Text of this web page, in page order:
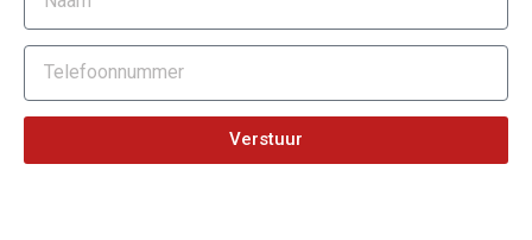
Verstuur